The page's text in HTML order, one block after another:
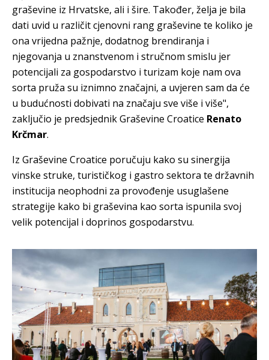
graševine iz Hrvatske, ali i šire. Također, želja je bila
dati uvid u različit cjenovni rang graševine te koliko je
ona vrijedna pažnje, dodatnog brendiranja i
njegovanja u znanstvenom i stručnom smislu jer
potencijali za gospodarstvo i turizam koje nam ova
sorta pruža su iznimno značajni, a uvjeren sam da će
u budućnosti dobivati na značaju sve više i više",
zaključio je predsjednik Graševine Croatice Renato
Krčmar.
Iz Graševine Croatice poručuju kako su sinergija
vinske struke, turističkog i gastro sektora te državnih
institucija neophodni za provođenje usuglašene
strategije kako bi graševina kao sorta ispunila svoj
velik potencijal i doprinos gospodarstvu.